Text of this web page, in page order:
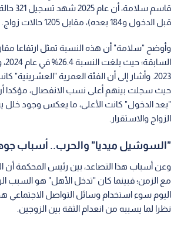
قبل الدخول و184 بعده)، مقابل 1205 حالات زواج.
وأوضح "سلامة" أن هذه النسبة تمثل ارتفاعا
2023. وأشار إلى أن الفئة العمرية "العشرينية"
حيث سجلت بينهم أعلى نسب الانفصال، مؤكدا
"بعد الدخول" كانت الأعلى، ما يعكس وجود خلل
الزواج والاستقرار.
"السوشيل ميديا" والحرب.. أسباب
وعن أسباب هذا التصاعد، بين رئيس المحكمة أن
مع الزمن؛ فبينما كان "تدخل الأهل" هو السبب
اليوم سوء استخدام وسائل التواصل الاجتماعي هو
نظرا لما يسببه من انعدام الثقة بين الزوجين.